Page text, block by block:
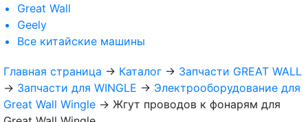
Great Wall
Geely
Все китайские машины
Главная страница → Каталог → Запчасти GREAT WALL
→ Запчасти для WINGLE → Электрооборудование для
Great Wall Wingle → Жгут проводов к фонарям для